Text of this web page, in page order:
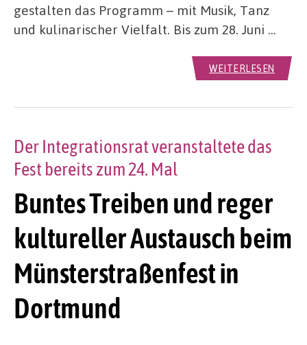
gestalten das Programm – mit Musik, Tanz
und kulinarischer Vielfalt. Bis zum 28. Juni …
WEITERLESEN
Buntes Treiben und reger
kultureller Austausch beim
Münsterstraßenfest in
Dortmund
Der Integrationsrat veranstaltete das
Fest bereits zum 24. Mal